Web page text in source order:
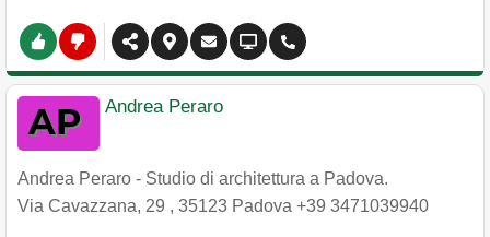
Andrea Peraro
Andrea Peraro - Studio di architettura a Padova.
Via Cavazzana, 29 , 35123 Padova +39 3471039940